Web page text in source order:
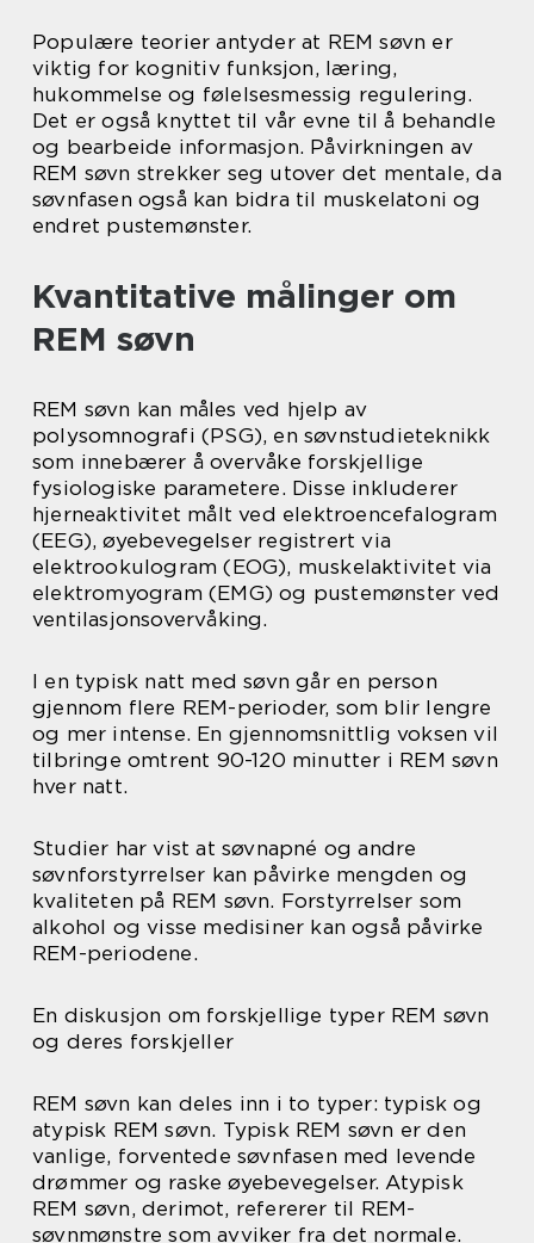
Populære teorier antyder at REM søvn er
viktig for kognitiv funksjon, læring,
hukommelse og følelsesmessig regulering.
Det er også knyttet til vår evne til å behandle
og bearbeide informasjon. Påvirkningen av
REM søvn strekker seg utover det mentale, da
søvnfasen også kan bidra til muskelatoni og
endret pustemønster.
Kvantitative målinger om
REM søvn
REM søvn kan måles ved hjelp av
polysomnografi (PSG), en søvnstudieteknikk
som innebærer å overvåke forskjellige
fysiologiske parametere. Disse inkluderer
hjerneaktivitet målt ved elektroencefalogram
(EEG), øyebevegelser registrert via
elektrookulogram (EOG), muskelaktivitet via
elektromyogram (EMG) og pustemønster ved
ventilasjonsovervåking.
I en typisk natt med søvn går en person
gjennom flere REM-perioder, som blir lengre
og mer intense. En gjennomsnittlig voksen vil
tilbringe omtrent 90-120 minutter i REM søvn
hver natt.
Studier har vist at søvnapné og andre
søvnforstyrrelser kan påvirke mengden og
kvaliteten på REM søvn. Forstyrrelser som
alkohol og visse medisiner kan også påvirke
REM-periodene.
En diskusjon om forskjellige typer REM søvn
og deres forskjeller
REM søvn kan deles inn i to typer: typisk og
atypisk REM søvn. Typisk REM søvn er den
vanlige, forventede søvnfasen med levende
drømmer og raske øyebevegelser. Atypisk
REM søvn, derimot, refererer til REM-
søvnmønstre som avviker fra det normale.